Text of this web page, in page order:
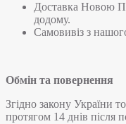
Доставка Новою
додому.
Самовивіз з
Обмін та повернення
Згідно закону України
протягом 14 днів після